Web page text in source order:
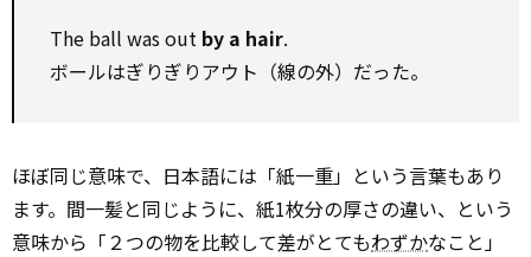
The ball was out by a hair.
ボールはぎりぎりアウト（線の外）だった。
ほぼ同じ意味で、日本語には「紙一重」という言葉もあり
ます。間一髪と同じように、紙1枚分の厚さの違い、という
意味から「２つの物を比較して差がとてもわずかなこと」